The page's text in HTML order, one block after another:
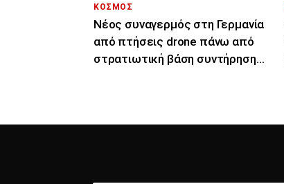
ΚΟΣΜΟΣ
Νέος συναγερμός στη Γερμανία
από πτήσεις drone πάνω από
στρατιωτική βάση συντήρησης